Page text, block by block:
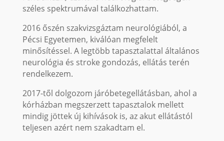
széles spektrumával találkozhattam.
2016 őszén szakvizsgáztam neurológiából, a
Pécsi Egyetemen, kiválóan megfelelt
minősítéssel. A legtöbb tapasztalattal általános
neurológia és stroke gondozás, ellátás terén
rendelkezem.
2017-től dolgozom járóbetegellátásban, ahol a
kórházban megszerzett tapasztalok mellett
mindig jöttek új kihívások is, az akut ellátástól
teljesen azért nem szakadtam el.